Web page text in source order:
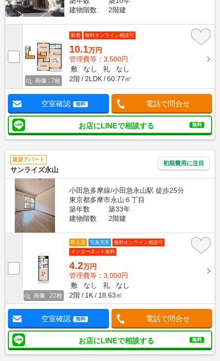
建物階数
2階建
画像 : 7枚
新着 無料オンライン相談可
10.1万円
管理費等：3,500円
敷
なし 礼
なし
2階
2LDK 60.77㎡
空室確認 無料 電話で問合せ
お店にLINEで相談する 無料
賃貸アパート
サンライズ永山
初期費用に注目
小田急多摩線/小田急永山駅 徒歩25分
東京都多摩市永山６丁目
築年数
築33年
建物階数
2階建
画像 : 22枚
即入居 写真充実
無料オンライン相談可
インターネット無料
4.2万円
管理費等：3,000円
敷
なし 礼
なし
2階
1K 18.63㎡
空室確認 無料 電話で問合せ
お店にLINEで相談する 無料